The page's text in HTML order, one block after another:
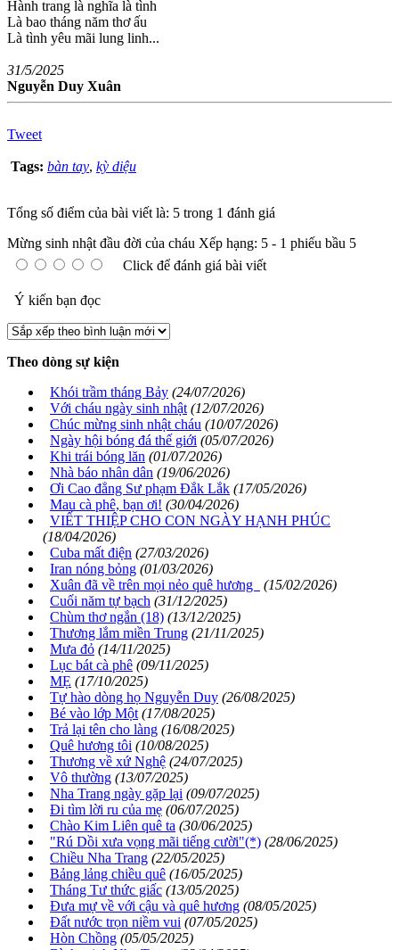
Hành trang là nghĩa là tình
Là bao tháng năm thơ ấu
Là tình yêu mãi lung linh...
31/5/2025
Nguyễn Duy Xuân
Tweet
Tags: bàn tay, kỳ diệu
Tổng số điểm của bài viết là: 5 trong 1 đánh giá
Mừng sinh nhật đầu đời của cháu Xếp hạng: 5 - 1 phiếu bầu 5
Click để đánh giá bài viết
Ý kiến bạn đọc
Theo dòng sự kiện
Khói trầm tháng Bảy (24/07/2026)
Với cháu ngày sinh nhật (12/07/2026)
Chúc mừng sinh nhật cháu (10/07/2026)
Ngày hội bóng đá thế giới (05/07/2026)
Khi trái bóng lăn (01/07/2026)
Nhà báo nhân dân (19/06/2026)
Ơi Cao đẳng Sư phạm Đắk Lắk (17/05/2026)
Mau cà phê, bạn ơi! (30/04/2026)
VIẾT THIỆP CHO CON NGÀY HẠNH PHÚC
(18/04/2026)
Cuba mất điện (27/03/2026)
Iran nóng bỏng (01/03/2026)
Xuân đã về trên mọi nẻo quê hương
(15/02/2026)
Cuối năm tự bạch (31/12/2025)
Chùm thơ ngắn (18) (13/12/2025)
Thương lắm miền Trung (21/11/2025)
Mưa đỏ (14/11/2025)
Lục bát cà phê (09/11/2025)
MẸ (17/10/2025)
Tự hào dòng họ Nguyễn Duy (26/08/2025)
Bé vào lớp Một (17/08/2025)
Trả lại tên cho làng (16/08/2025)
Quê hương tôi (10/08/2025)
Thương về xứ Nghệ (24/07/2025)
Vô thường (13/07/2025)
Nha Trang ngày gặp lại (09/07/2025)
Đi tìm lời ru của mẹ (06/07/2025)
Chào Kim Liên quê ta (30/06/2025)
"Rú Dồi xưa vọng mãi tiếng cười"(*) (28/06/2025)
Chiều Nha Trang (22/05/2025)
Bảng lảng chiều quê (16/05/2025)
Tháng Tư thức giấc (13/05/2025)
Đưa mự về với cậu và quê hương (08/05/2025)
Đất nước trọn niềm vui (07/05/2025)
Hòn Chồng (05/05/2025)